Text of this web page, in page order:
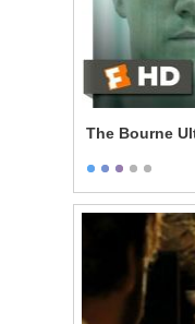
The Bourne